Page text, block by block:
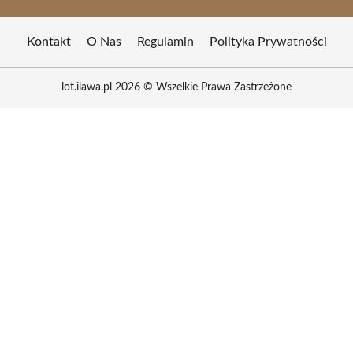
Kontakt O Nas Regulamin Polityka Prywatności
lot.ilawa.pl 2026 © Wszelkie Prawa Zastrzeżone